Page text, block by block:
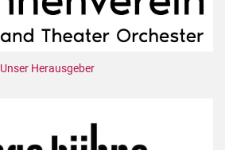
Unser Herausgeber